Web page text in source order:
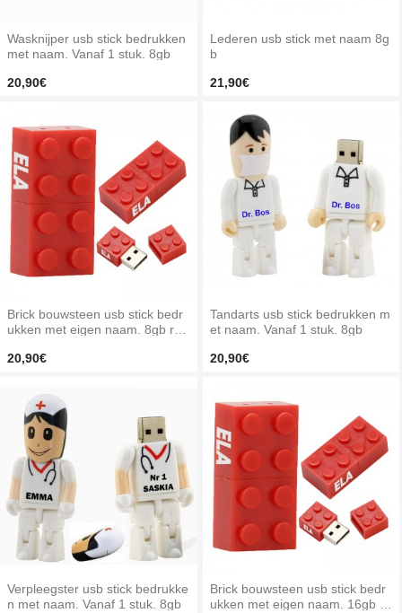
Wasknijper usb stick bedrukken
met naam. Vanaf 1 stuk. 8gb
20,90€
Lederen usb stick met naam 8g
b
21,90€
Brick bouwsteen usb stick bedr
ukken met eigen naam. 8gb roo
20,90€
Tandarts usb stick bedrukken m
et naam. Vanaf 1 stuk. 8gb
20,90€
Verpleegster usb stick bedrukke
n met naam. Vanaf 1 stuk. 8gb
Brick bouwsteen usb stick bedr
ukken met eigen naam. 16gb ro